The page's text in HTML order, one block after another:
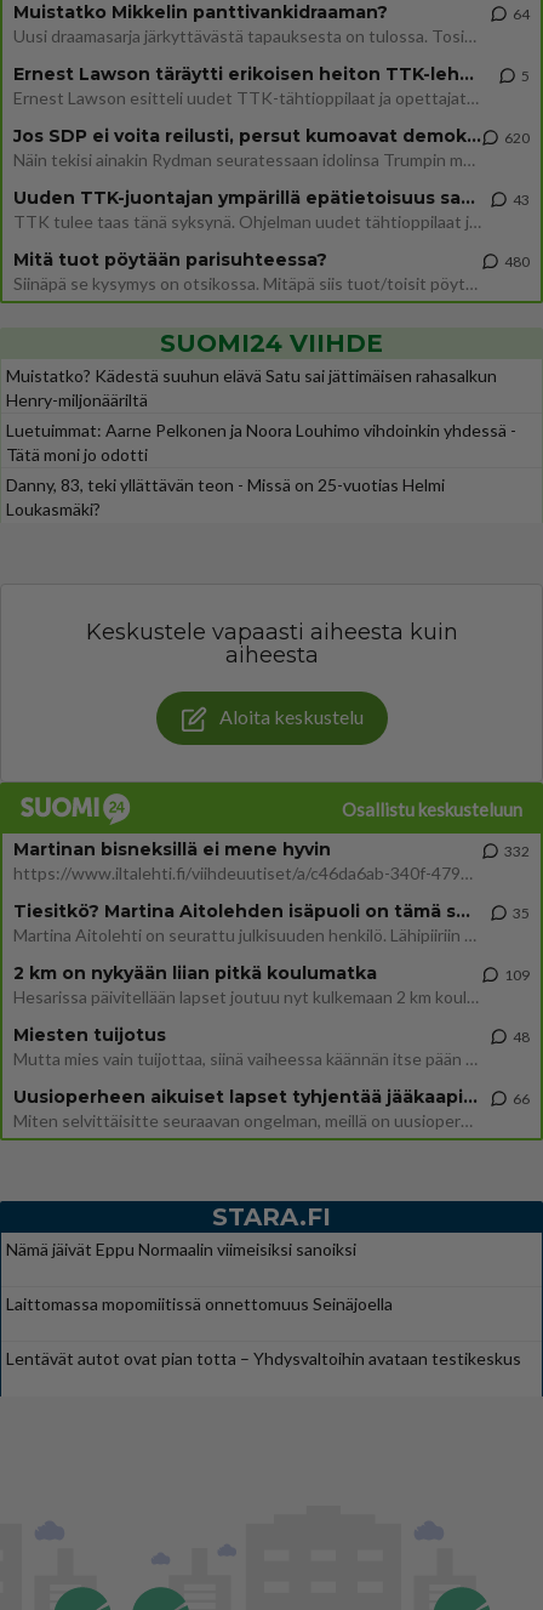
Muistatko Mikkelin panttivankidraaman?
Uusi draamasarja järkyttävästä tapauksesta on tulossa. Tositapahtumiin perustuva sarja ammentaa vuoden 1986 Mikkelin pan
64
Ernest Lawson täräytti erikoisen heiton TTK-lehdistötilaisuudessa: " Onko tässä tarkoituksena...?"
Ernest Lawson esitteli uudet TTK-tähtioppilaat ja opettajat torstaina 6.8. lehdistölle. Tulevalla kaudella on yksi hausk
5
Jos SDP ei voita reilusti, persut kumoavat demokratian Suomesta
Näin tekisi ainakin Rydman seuratessaan idolinsa Trumpin mallia https://www.is.fi/politiikka/art-2000012187244.html
620
Uuden TTK-juontajan ympärillä epätietoisuus sakenee - Nyt MTV hämmentää soppaa
TTK tulee taas tänä syksynä. Ohjelman uudet tähtioppilaat julkistetaan torstaina 6. elokuuta klo 14 alkavassa lehdistö
43
Mitä tuot pöytään parisuhteessa?
Siinäpä se kysymys on otsikossa. Mitäpä siis tuot/toisit pöytään parisuhteessa? Oletko mies vai nainen? Koetko sen mitä
480
SUOMI24 VIIHDE
Muistatko? Kädestä suuhun elävä Satu sai jättimäisen rahasalkun
Henry-miljonääriltä
Luetuimmat: Aarne Pelkonen ja Noora Louhimo vihdoinkin yhdessä -
Tätä moni jo odotti
Danny, 83, teki yllättävän teon - Missä on 25-vuotias Helmi
Loukasmäki?
Keskustele vapaasti aiheesta kuin
aiheesta
Aloita keskustelu
Osallistu keskusteluun
Martinan bisneksillä ei mene hyvin
https://www.iltalehti.fi/viihdeuutiset/a/c46da6ab-340f-4790-aaa7-0865eed2336 Yrityksen konkurssihakemus on tullut kärä
332
Tiesitkö? Martina Aitolehden isäpuoli on tämä suosittu laulaja
Martina Aitolehti on seurattu julkisuuden henkilö. Lähipiiriin mahtuu muitakin tunnettuja henkilöitä. Tiesitkö, että Ma
35
2 km on nykyään liian pitkä koulumatka
Hesarissa päivitellään lapset joutuu nyt kulkemaan 2 km kouluun jösses. Ruostefillarilla tuo matka menee vaikka miten äk
109
Miesten tuijotus
Mutta mies vain tuijottaa, siinä vaiheessa käännän itse pään pois. Mikä juttu? Yleensä jos joku tuijottaa tai katsoo, hä
48
Uusioperheen aikuiset lapset tyhjentää jääkaapin käydessään
Miten selvittäisitte seuraavan ongelman, meillä on uusioperhe, minulla teini-ikäiset lapset ja puolisolla aikuiset, jotk
66
STARA.FI
Nämä jäivät Eppu Normaalin viimeisiksi sanoiksi
Laittomassa mopomiitissä onnettomuus Seinäjoella
Lentävät autot ovat pian totta – Yhdysvaltoihin avataan testikeskus